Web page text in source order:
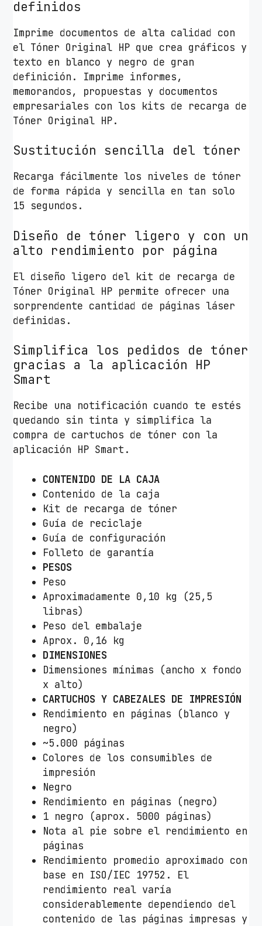
definidos
Imprime documentos de alta calidad con
el Tóner Original HP que crea gráficos y
texto en blanco y negro de gran
definición. Imprime informes,
memorandos, propuestas y documentos
empresariales con los kits de recarga de
Tóner Original HP.
Sustitución sencilla del tóner
Recarga fácilmente los niveles de tóner
de forma rápida y sencilla en tan solo
15 segundos.
Diseño de tóner ligero y con un
alto rendimiento por página
El diseño ligero del kit de recarga de
Tóner Original HP permite ofrecer una
sorprendente cantidad de páginas láser
definidas.
Simplifica los pedidos de tóner
gracias a la aplicación HP
Smart
Recibe una notificación cuando te estés
quedando sin tinta y simplifica la
compra de cartuchos de tóner con la
aplicación HP Smart.
CONTENIDO DE LA CAJA
Contenido de la caja
Kit de recarga de tóner
Guía de reciclaje
Guía de configuración
Folleto de garantía
PESOS
Peso
Aproximadamente 0,10 kg (25,5
libras)
Peso del embalaje
Aprox. 0,16 kg
DIMENSIONES
Dimensiones mínimas (ancho x fondo
x alto)
CARTUCHOS Y CABEZALES DE IMPRESIÓN
Rendimiento en páginas (blanco y
negro)
~5.000 páginas
Colores de los consumibles de
impresión
Negro
Rendimiento en páginas (negro)
1 negro (aprox. 5000 páginas)
Nota al pie sobre el rendimiento en
páginas
Rendimiento promedio aproximado con
base en ISO/IEC 19752. El
rendimiento real varía
considerablemente dependiendo del
contenido de las páginas impresas y